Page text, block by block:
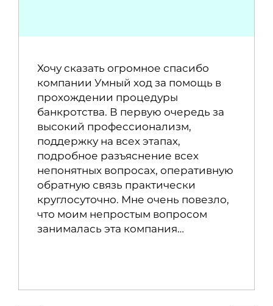
Хочу сказать огромное спасибо
компании Умный ход за помощь в
прохождении процедуры
банкротства. В первую очередь за
высокий профессионализм,
поддержку на всех этапах,
подробное разъяснение всех
непонятных вопросах, оперативную
обратную связь практически
круглосуточно. Мне очень повезло,
что моим непростым вопросом
занималась эта компания…